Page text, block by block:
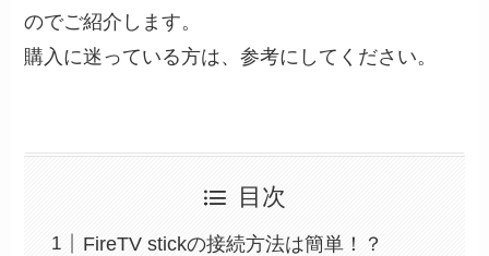
のでご紹介します。
購入に迷っている方は、参考にしてください。
目次
FireTV stickの接続方法は簡単！？